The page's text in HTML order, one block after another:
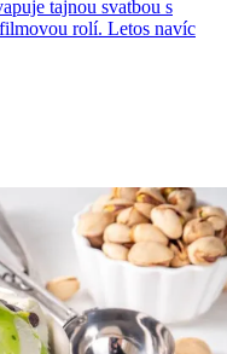
tajnou svatbou s
rolí. Letos navíc